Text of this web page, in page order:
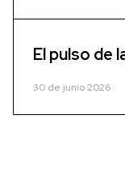
El pulso de
30 de junio 2026